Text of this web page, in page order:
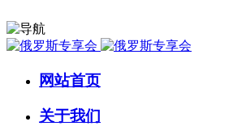
网站首页
关于我们